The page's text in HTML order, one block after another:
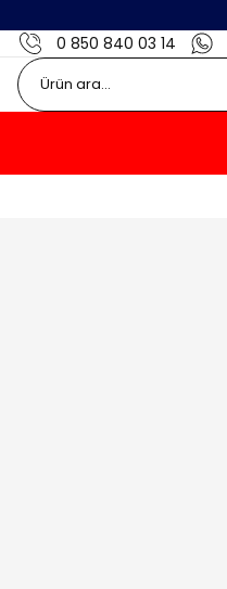
0 850 840 03 14